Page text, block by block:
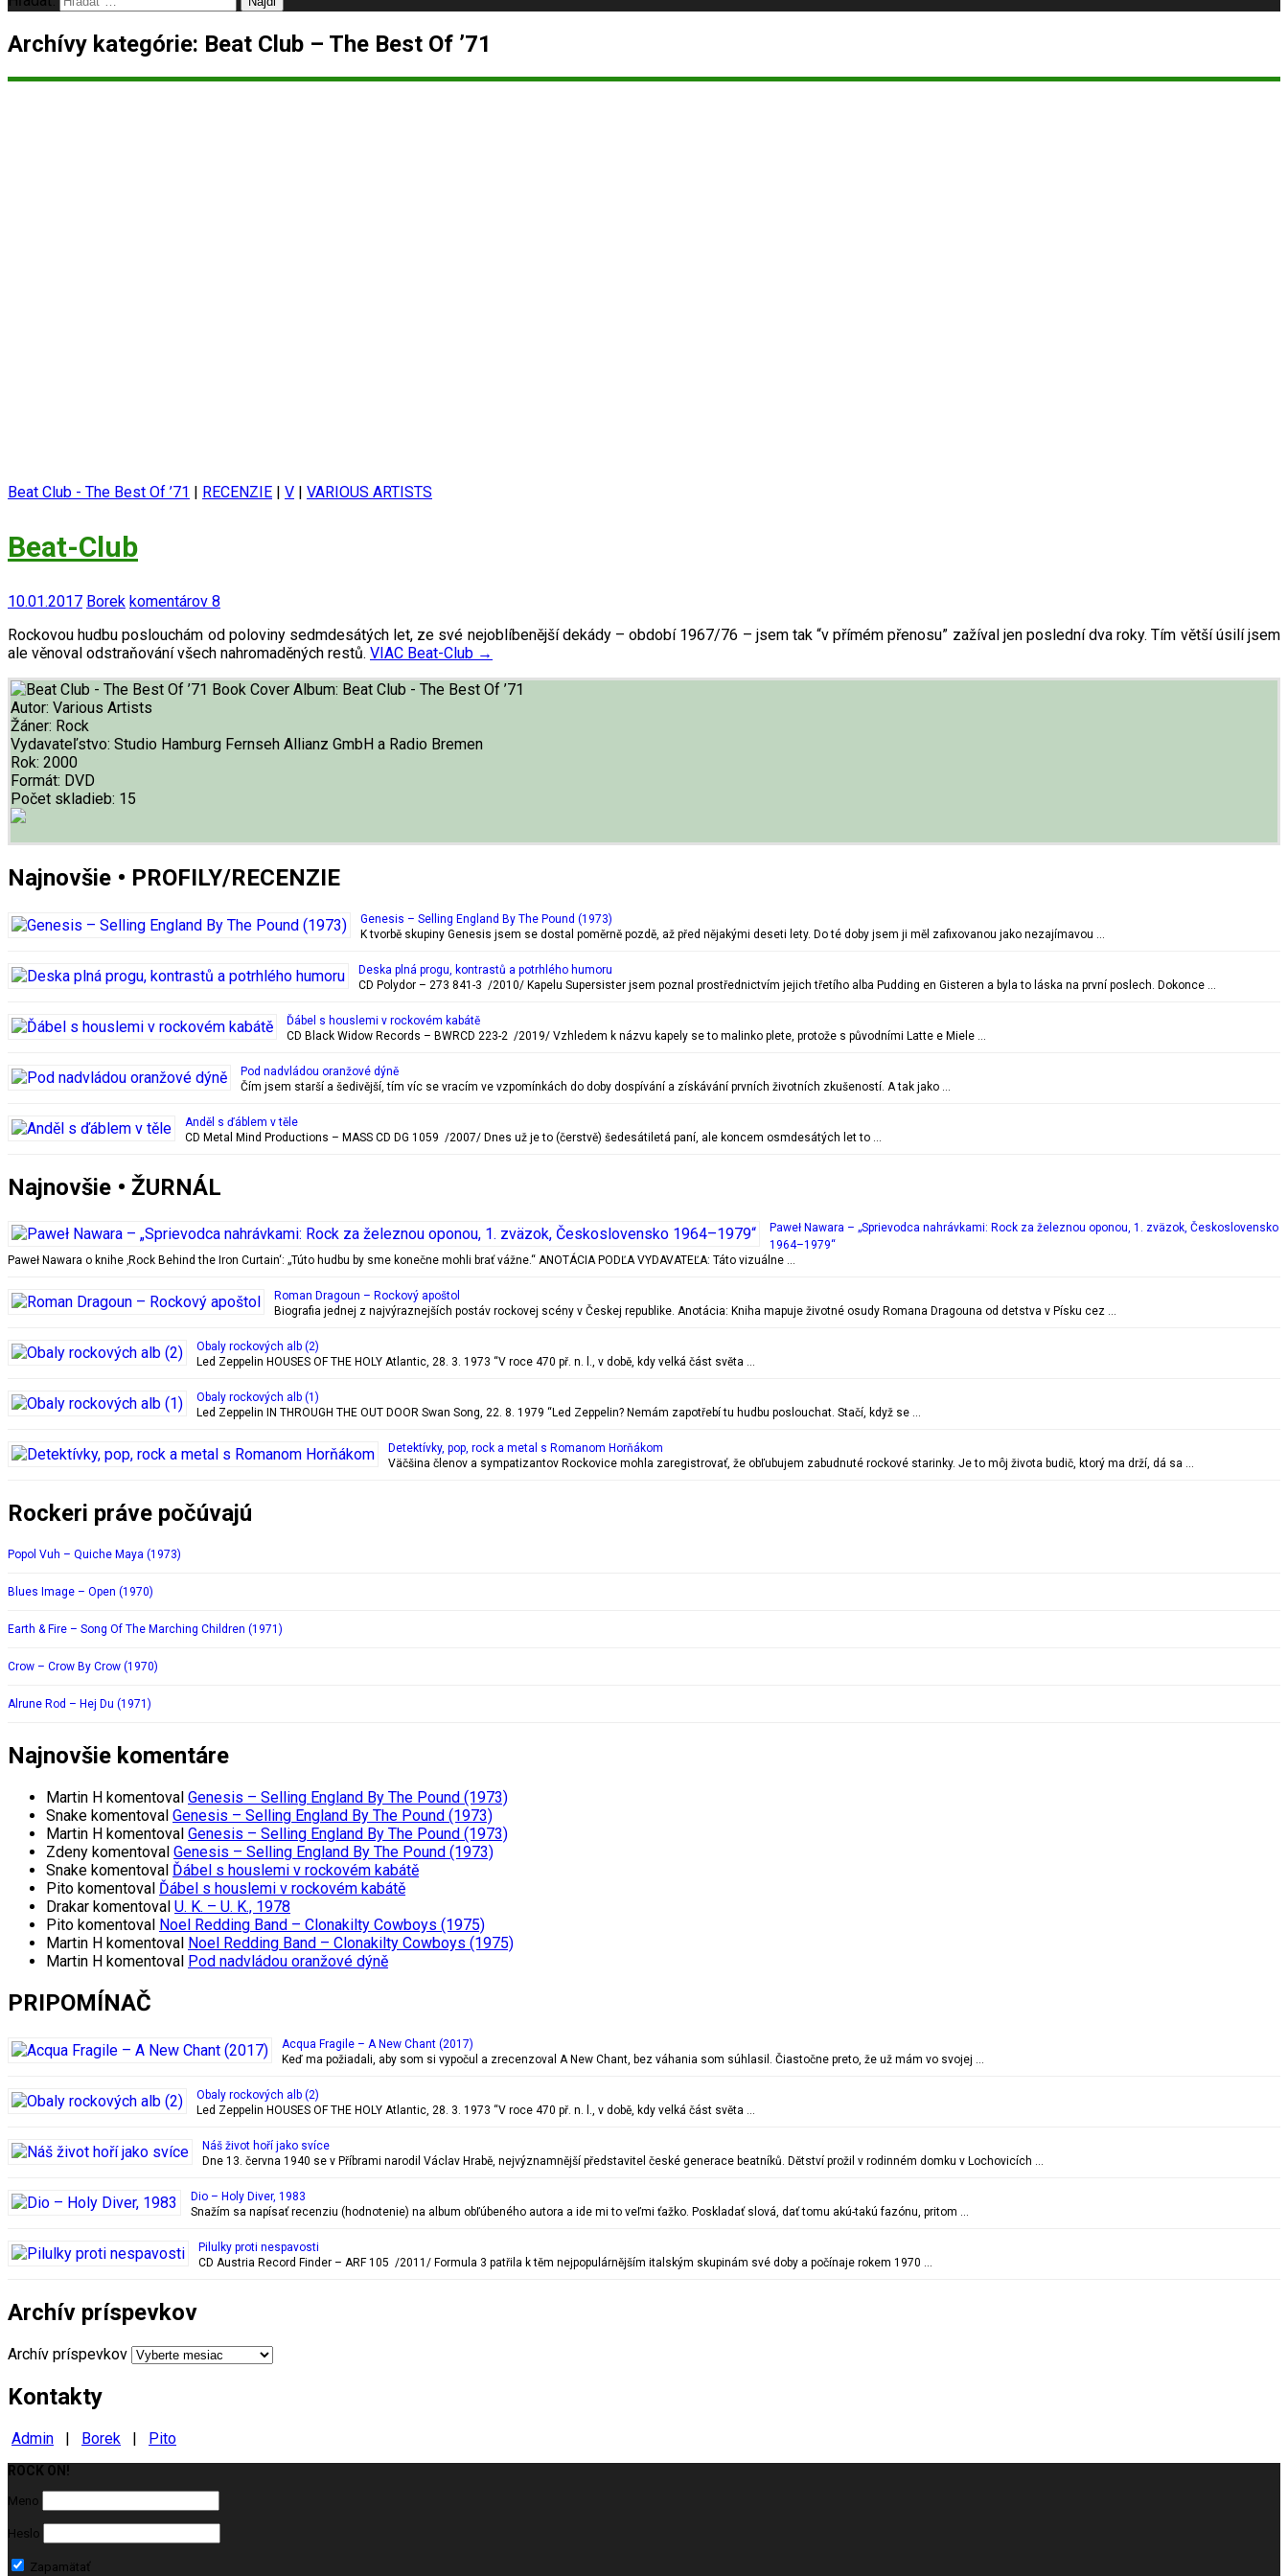
Archívy kategórie: Beat Club – The Best Of ’71
Beat Club - The Best Of ’71 | RECENZIE | V | VARIOUS ARTISTS
Beat-Club
10.01.2017 Borek komentárov 8
Rockovou hudbu poslouchám od poloviny sedmdesátých let, ze své nejoblíbenější dekády – období 1967/76 – jsem tak “v přímém přenosu” zažíval jen poslední dva roky. Tím větší úsilí jsem
ale věnoval odstraňování všech nahromaděných restů. VIAC Beat-Club →
Album: Beat Club - The Best Of ’71
Autor: Various Artists
Žáner: Rock
Vydavateľstvo: Studio Hamburg Fernseh Allianz GmbH a Radio Bremen
Rok: 2000
Formát: DVD
Počet skladieb: 15
Najnovšie • PROFILY/RECENZIE
Genesis – Selling England By The Pound (1973)
K tvorbě skupiny Genesis jsem se dostal poměrně pozdě, až před nějakými deseti lety. Do té doby jsem ji měl zafixovanou jako nezajímavou …
Deska plná progu, kontrastů a potrhlého humoru
CD Polydor – 273 841-3 /2010/ Kapelu Supersister jsem poznal prostřednictvím jejich třetího alba Pudding en Gisteren a byla to láska na první poslech. Dokonce …
Ďábel s houslemi v rockovém kabátě
CD Black Widow Records – BWRCD 223-2 /2019/ Vzhledem k názvu kapely se to malinko plete, protože s původními Latte e Miele …
Pod nadvládou oranžové dýně
Čím jsem starší a šedivější, tím víc se vracím ve vzpomínkách do doby dospívání a získávání prvních životních zkušeností. A tak jako …
Anděl s ďáblem v těle
CD Metal Mind Productions – MASS CD DG 1059 /2007/ Dnes už je to (čerstvě) šedesátiletá paní, ale koncem osmdesátých let to …
Najnovšie • ŽURNÁL
Paweł Nawara – „Sprievodca nahrávkami: Rock za železnou oponou, 1. zväzok, Československo
1964–1979“
Paweł Nawara o knihe ‚Rock Behind the Iron Curtain‘: „Túto hudbu by sme konečne mohli brať vážne.“ ANOTÁCIA PODĽA VYDAVATEĽA: Táto vizuálne …
Roman Dragoun – Rockový apoštol
Biografia jednej z najvýraznejších postáv rockovej scény v Českej republike. Anotácia: Kniha mapuje životné osudy Romana Dragouna od detstva v Písku cez …
Obaly rockových alb (2)
Led Zeppelin HOUSES OF THE HOLY Atlantic, 28. 3. 1973 “V roce 470 př. n. l., v době, kdy velká část světa …
Obaly rockových alb (1)
Led Zeppelin IN THROUGH THE OUT DOOR Swan Song, 22. 8. 1979 “Led Zeppelin? Nemám zapotřebí tu hudbu poslouchat. Stačí, když se …
Detektívky, pop, rock a metal s Romanom Horňákom
Väčšina členov a sympatizantov Rockovice mohla zaregistrovať, že obľubujem zabudnuté rockové starinky. Je to môj života budič, ktorý ma drží, dá sa …
Rockeri práve počúvajú
Popol Vuh – Quiche Maya (1973)
Blues Image – Open (1970)
Earth & Fire – Song Of The Marching Children (1971)
Crow – Crow By Crow (1970)
Alrune Rod – Hej Du (1971)
Najnovšie komentáre
Martin H komentoval Genesis – Selling England By The Pound (1973)
Snake komentoval Genesis – Selling England By The Pound (1973)
Martin H komentoval Genesis – Selling England By The Pound (1973)
Zdeny komentoval Genesis – Selling England By The Pound (1973)
Snake komentoval Ďábel s houslemi v rockovém kabátě
Pito komentoval Ďábel s houslemi v rockovém kabátě
Drakar komentoval U. K. – U. K., 1978
Pito komentoval Noel Redding Band – Clonakilty Cowboys (1975)
Martin H komentoval Noel Redding Band – Clonakilty Cowboys (1975)
Martin H komentoval Pod nadvládou oranžové dýně
PRIPOMÍNAČ
Acqua Fragile – A New Chant (2017)
Keď ma požiadali, aby som si vypočul a zrecenzoval A New Chant, bez váhania som súhlasil. Čiastočne preto, že už mám vo svojej …
Obaly rockových alb (2)
Led Zeppelin HOUSES OF THE HOLY Atlantic, 28. 3. 1973 “V roce 470 př. n. l., v době, kdy velká část světa …
Náš život hoří jako svíce
Dne 13. června 1940 se v Příbrami narodil Václav Hrabě, nejvýznamnější představitel české generace beatníků. Dětství prožil v rodinném domku v Lochovicích …
Dio – Holy Diver, 1983
Snažím sa napísať recenziu (hodnotenie) na album obľúbeného autora a ide mi to veľmi ťažko. Poskladať slová, dať tomu akú-takú fazónu, pritom …
Pilulky proti nespavosti
CD Austria Record Finder ‎– ARF 105 /2011/ Formula 3 patřila k těm nejpopulárnějším italským skupinám své doby a počínaje rokem 1970 …
Archív príspevkov
Archív príspevkov
Kontakty
Admin | Borek | Pito
Milujeme ROCK
ROCK ON!
Meno
Heslo
Zapamätať